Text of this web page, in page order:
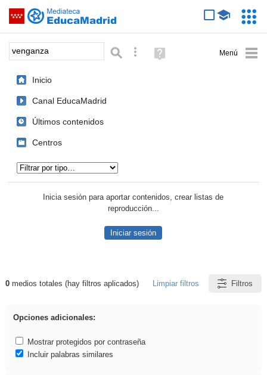
Saltar navegación
Palabra o frase: Búsqueda avanzada
Ayuda
(en
Inicio
Canal EducaMadrid
Últimos contenidos
Centros
Inicia sesión para aportar contenidos, crear listas de
reproducción...
Iniciar sesión
Resultados de: venganza
0medios totales (hay filtros aplicados) Limpiar filtros Filtros
Opciones adicionales:
Mostrar protegidos por contraseña
Incluir palabras similares